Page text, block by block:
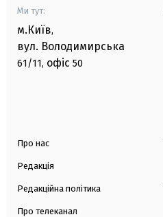
Ми тут:
м.Київ,
вул. Володимирська
61/11, офіс 50
Про нас
Редакція
Редакційна політика
Про телеканал